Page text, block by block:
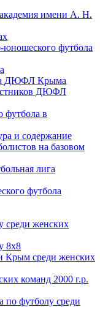
имени А. Н.
юношеского футбола
ДЮФЛ Крыма
ДЮФЛ
футбола в
и содержание
на базовом
лига
футбола
среди женских
8х8
Крым среди женских
команд 2000 г.р.
по футболу среди